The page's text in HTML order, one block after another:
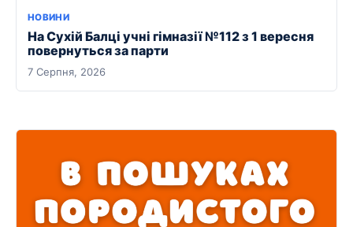
НОВИНИ
На Сухій Балці учні гімназії №112 з 1 вересня
повернуться за парти
7 Серпня, 2026